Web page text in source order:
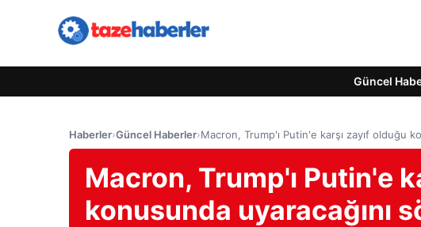
Güncel
Haberler›Güncel Haberler›Macron, Trump'ı Putin'e karşı zayıf olduğu
Macron, Trump'ı Putin'e
konusunda uyaracağını